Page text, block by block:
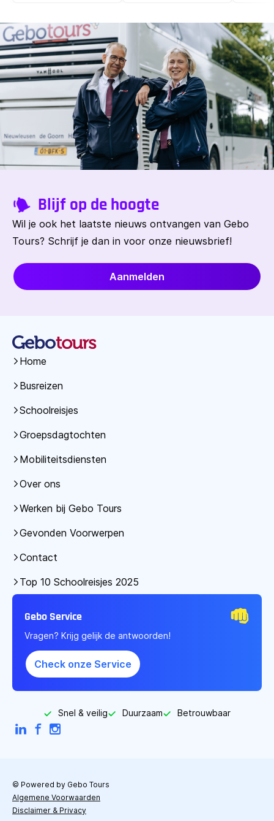
Blijf op de hoogte
Wil je ook het laatste nieuws ontvangen van Gebo
Tours? Schrijf je dan in voor onze nieuwsbrief!
Aanmelden
Home
Busreizen
Schoolreisjes
Groepsdagtochten
Mobiliteitsdiensten
Over ons
Werken bij Gebo Tours
Gevonden Voorwerpen
Contact
Top 10 Schoolreisjes 2025
LinkedInFacebook
Instagram
Gebo Service
Vragen? Krijg gelijk de antwoorden!
Check onze Service
Snel & veilig Duurzaam Betrouwbaar
© Powered by Gebo Tours
Algemene Voorwaarden
Disclaimer & Privacy